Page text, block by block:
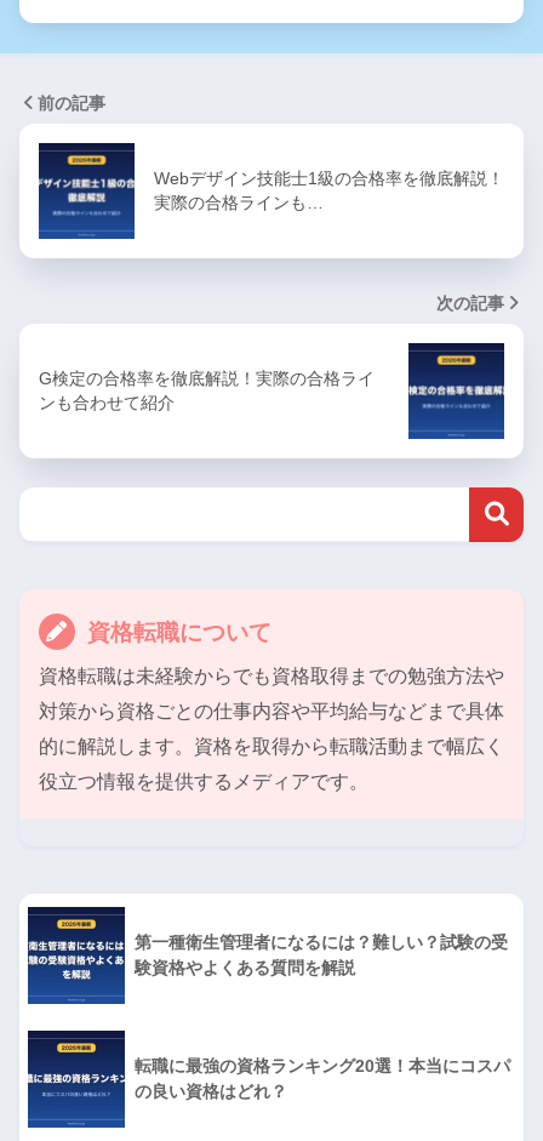
前の記事
Webデザイン技能士1級の合格率を徹底解説！
実際の合格ラインも…
次の記事
G検定の合格率を徹底解説！実際の合格ライ
ンも合わせて紹介
資格転職について
資格転職は未経験からでも資格取得までの勉強方法や
対策から資格ごとの仕事内容や平均給与などまで具体
的に解説します。資格を取得から転職活動まで幅広く
役立つ情報を提供するメディアです。
第一種衛生管理者になるには？難しい？試験の受
験資格やよくある質問を解説
転職に最強の資格ランキング20選！本当にコスパ
の良い資格はどれ？